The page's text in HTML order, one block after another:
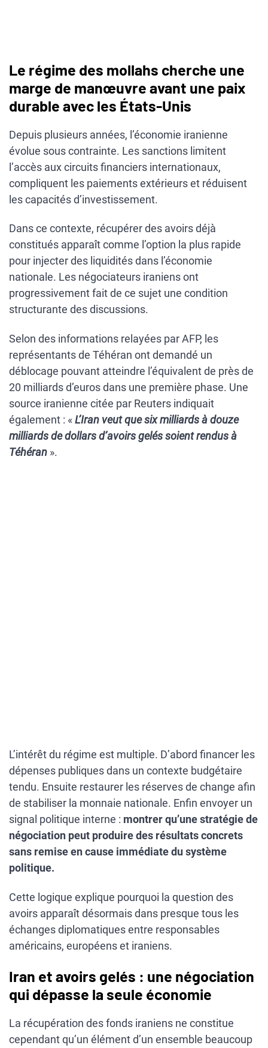
Le régime des mollahs cherche une
marge de manœuvre avant une paix
durable avec les États-Unis
Depuis plusieurs années, l’économie iranienne
évolue sous contrainte. Les sanctions limitent
l’accès aux circuits financiers internationaux,
compliquent les paiements extérieurs et réduisent
les capacités d’investissement.
Dans ce contexte, récupérer des avoirs déjà
constitués apparaît comme l’option la plus rapide
pour injecter des liquidités dans l’économie
nationale. Les négociateurs iraniens ont
progressivement fait de ce sujet une condition
structurante des discussions.
Selon des informations relayées par AFP, les
représentants de Téhéran ont demandé un
déblocage pouvant atteindre l’équivalent de près de
20 milliards d’euros dans une première phase. Une
source iranienne citée par Reuters indiquait
également : «L’Iran veut que six milliards à douze
milliards de dollars d’avoirs gelés soient rendus à
Téhéran ».
L’intérêt du régime est multiple. D’abord financer les
dépenses publiques dans un contexte budgétaire
tendu. Ensuite restaurer les réserves de change afin
de stabiliser la monnaie nationale. Enfin envoyer un
signal politique interne : montrer qu’une stratégie de
négociation peut produire des résultats concrets
sans remise en cause immédiate du système
politique.
Cette logique explique pourquoi la question des
avoirs apparaît désormais dans presque tous les
échanges diplomatiques entre responsables
américains, européens et iraniens.
Iran et avoirs gelés : une négociation
qui dépasse la seule économie
La récupération des fonds iraniens ne constitue
cependant qu’un élément d’un ensemble beaucoup